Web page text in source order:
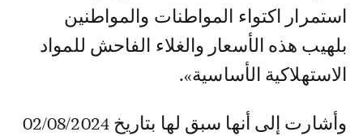
استمرار اكتواء المواطنات والمواطنين
بلهيب هذه الأسعار والغلاء الفاحش للمواد
الاستهلاكية الأساسية».
وأشارت إلى أنها سبق لها بتاريخ 02/08/2024